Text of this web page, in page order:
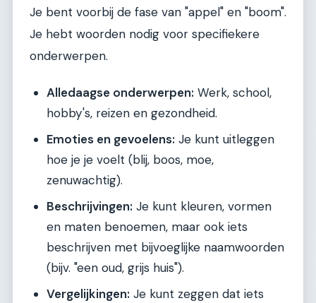
Je bent voorbij de fase van "appel" en "boom".
Je hebt woorden nodig voor specifiekere
onderwerpen.
Alledaagse onderwerpen: Werk, school,
hobby's, reizen en gezondheid.
Emoties en gevoelens: Je kunt uitleggen
hoe je je voelt (blij, boos, moe,
zenuwachtig).
Beschrijvingen: Je kunt kleuren, vormen
en maten benoemen, maar ook iets
beschrijven met bijvoeglijke naamwoorden
(bijv. "een oud, grijs huis").
Vergelijkingen: Je kunt zeggen dat iets